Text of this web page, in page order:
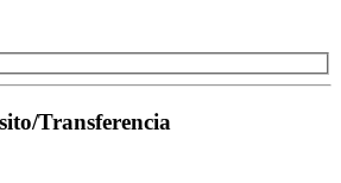
Transferencia